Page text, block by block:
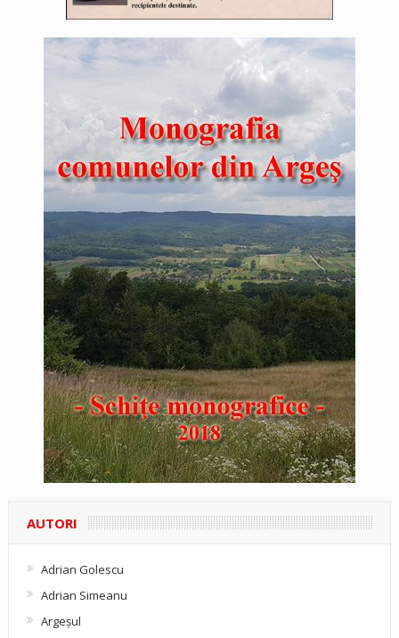
AUTORI
Adrian Golescu
Adrian Simeanu
Argeşul